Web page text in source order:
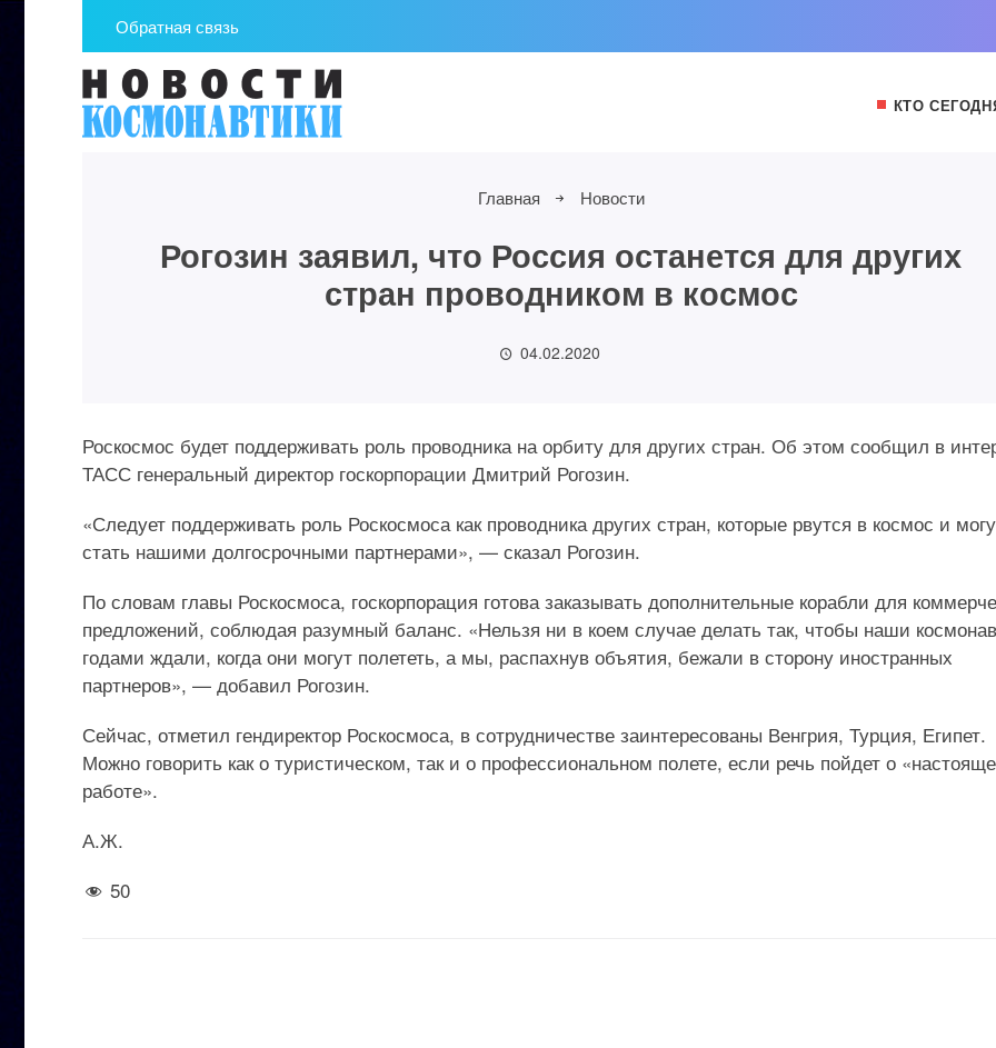
Обратная связь
КТО
Главная Новости
Рогозин заявил, что Россия останется для других
стран проводником в космос
04.02.2020
Роскосмос будет поддерживать роль проводника на орбиту для других стран. Об этом сообщил в
ТАСС генеральный директор госкорпорации Дмитрий Рогозин.
«Следует поддерживать роль Роскосмоса как проводника других стран, которые рвутся в космос и
стать нашими долгосрочными партнерами», — сказал Рогозин.
По словам главы Роскосмоса, госкорпорация готова заказывать дополнительные корабли для
предложений, соблюдая разумный баланс. «Нельзя ни в коем случае делать так, чтобы наши
годами ждали, когда они могут полететь, а мы, распахнув объятия, бежали в сторону иностранных
партнеров», — добавил Рогозин.
Сейчас, отметил гендиректор Роскосмоса, в сотрудничестве заинтересованы Венгрия, Турция, Египет.
Можно говорить как о туристическом, так и о профессиональном полете, если речь пойдет о
работе».
А.Ж.
50